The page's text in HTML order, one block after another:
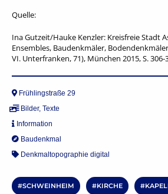
Quelle:
Ina Gutzeit/Hauke Kenzler: Kreisfreie Stadt
Ensembles, Baudenkmäler,
VI. Unterfranken, 71), München 2015, S. 306-
Frühlingstraße 29
Bilder, Texte
Information
Baudenkmal
Denkmaltopographie digital
SCHWEINHEIM KIRCHE